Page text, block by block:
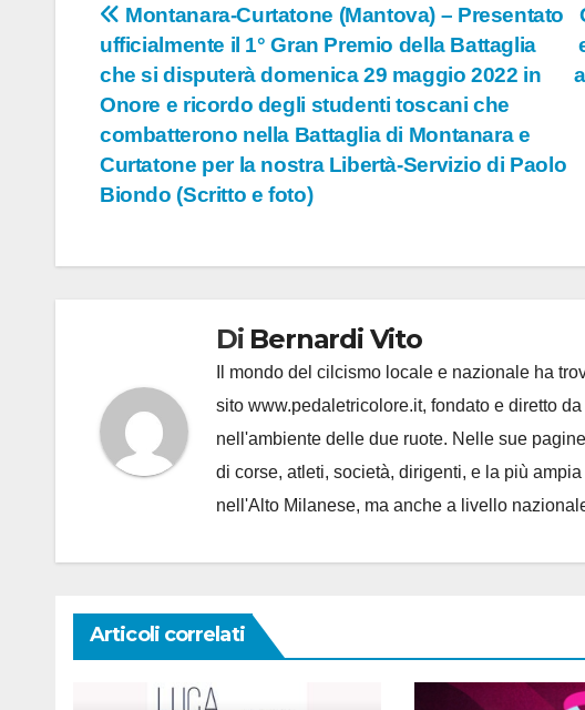
Navigazione
articoli
Montanara-Curtatone (Mantova) – Presentato
ufficialmente il 1° Gran Premio della Battaglia
che si disputerà domenica 29 maggio 2022 in
Onore e ricordo degli studenti toscani che
combatterono nella Battaglia di Montanara e
Curtatone per la nostra Libertà-Servizio di Paolo
Biondo (Scritto e foto)
Di Bernardi Vito
Il mondo del cilcismo locale e nazionale ha
sito www.pedaletricolore.it, fondato e diretto
nell'ambiente delle due ruote. Nelle sue
di corse, atleti, società, dirigenti, e la più
nell'Alto Milanese, ma anche a livello
Articoli correlati